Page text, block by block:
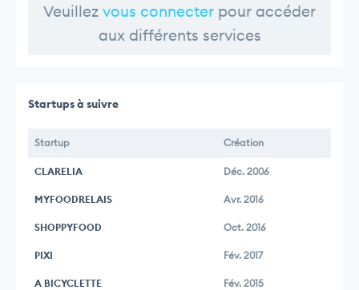
Veuillez vous connecter pour accéder
aux différents services
Startups à suivre
Startup Création
CLARELIA Déc. 2006
MYFOODRELAIS Avr. 2016
SHOPPYFOOD Oct. 2016
PIXI Fév. 2017
A BICYCLETTE Fév. 2015